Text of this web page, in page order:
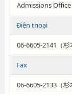
Admissions Office
Điện thoại
06-6605-2141（杉
Fax
06-6605-2133（杉